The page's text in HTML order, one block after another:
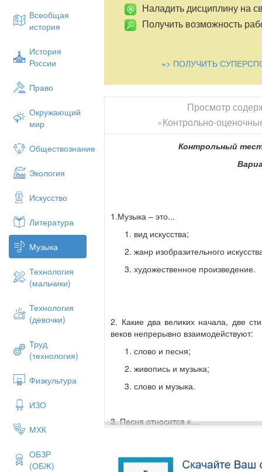
Всеобщая
история
История
России
Право
Окружающий
мир
Обществознание
Экология
Искусство
Литература
Музыка
Технология
(мальчики)
Технология
(девочки)
Труд
(технология)
Физкультура
ИЗО
МХК
ОБЗР
(ОБЖ)
Наладить дисциплину на
Получить возможность
=> ПОЛУЧИТЬ
Просмотр
«Контрольно-
Контрольный
1.Музыка – это...
вид искусства;
жанр изобразительного
художественное произведение.
2. Какие два великих начала, две
веков непрерывно взаимодействуют:
слово и песня;
живопись и музыка;
слово и музыка.
3. Песня относится к ...
сценическим жанрам;